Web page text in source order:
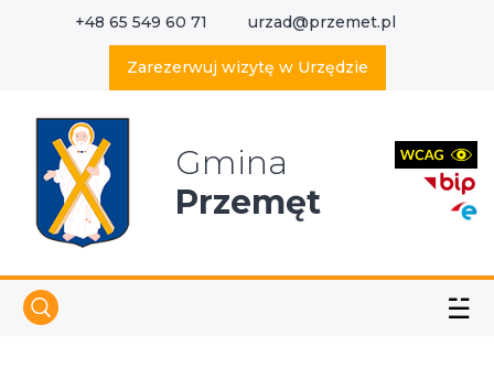
+48 65 549 60 71 urzad@przemet.pl
Zarezerwuj wizytę w Urzędzie
Gmina
Przemęt
☱
Wyszukaj w serwisie